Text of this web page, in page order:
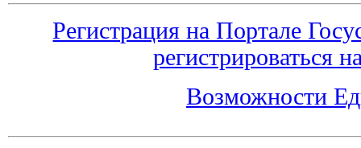
Регистрация на Портале
регистрироваться
Возможности